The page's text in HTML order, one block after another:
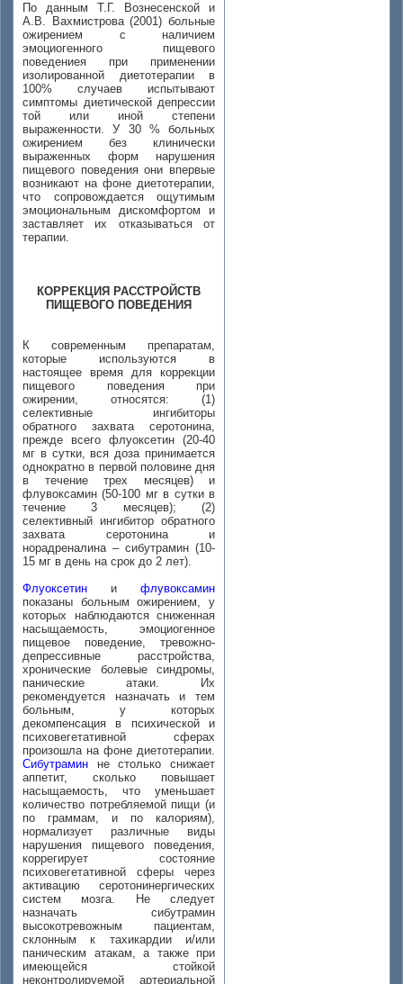
По данным Т.Г. Вознесенской и
А.В. Вахмистрова (2001) больные
ожирением с наличием
эмоциогенного пищевого
поведениея при применении
изолированной диетотерапии в
100% случаев испытывают
симптомы диетической депрессии
той или иной степени
выраженности. У 30 % больных
ожирением без клинически
выраженных форм нарушения
пищевого поведения они впервые
возникают на фоне диетотерапии,
что сопровождается ощутимым
эмоциональным дискомфортом и
заставляет их отказываться от
терапии.
КОРРЕКЦИЯ РАССТРОЙСТВ
ПИЩЕВОГО ПОВЕДЕНИЯ
К современным препаратам,
которые используются в
настоящее время для коррекции
пищевого поведения при
ожирении, относятся: (1)
селективные ингибиторы
обратного захвата серотонина,
прежде всего флуоксетин (20-40
мг в сутки, вся доза принимается
однократно в первой половине дня
в течение трех месяцев) и
флувоксамин (50-100 мг в сутки в
течение 3 месяцев); (2)
селективный ингибитор обратного
захвата серотонина и
норадреналина – сибутрамин (10-
15 мг в день на срок до 2 лет).
Флуоксетин и флувоксамин
показаны больным ожирением, у
которых наблюдаются сниженная
насыщаемость, эмоциогенное
пищевое поведение, тревожно-
депрессивные расстройства,
хронические болевые синдромы,
панические атаки. Их
рекомендуется назначать и тем
больным, у которых
декомпенсация в психической и
психовегетативной сферах
произошла на фоне диетотерапии.
Сибутрамин не столько снижает
аппетит, сколько повышает
насыщаемость, что уменьшает
количество потребляемой пищи (и
по граммам, и по калориям),
нормализует различные виды
нарушения пищевого поведения,
коррегирует состояние
психовегетативной сферы через
активацию серотонинергических
систем мозга. Не следует
назначать сибутрамин
высокотревожным пациентам,
склонным к тахикардии и/или
паническим атакам, а также при
имеющейся стойкой
неконтролируемой артериальной